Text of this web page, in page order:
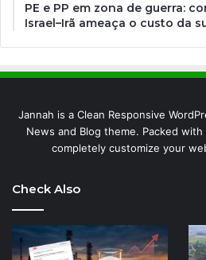
PE e PP em zona de guerra:
Israel–Irã ameaça o custo da
Jannah is a Clean Responsive
News and Blog theme. Packed
completely customize your
Check Also